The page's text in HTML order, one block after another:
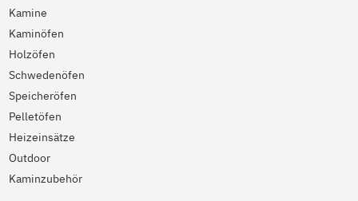
Kamine
Kaminöfen
Holzöfen
Schwedenöfen
Speicheröfen
Pelletöfen
Heizeinsätze
Outdoor
Kaminzubehör